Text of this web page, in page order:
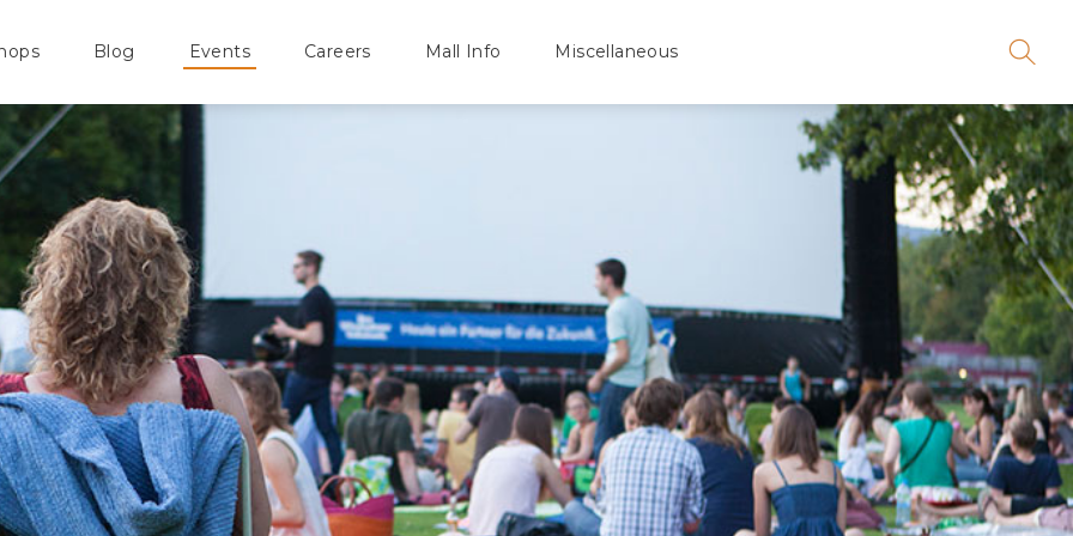
Blog Events Careers Mall Info Miscellaneous